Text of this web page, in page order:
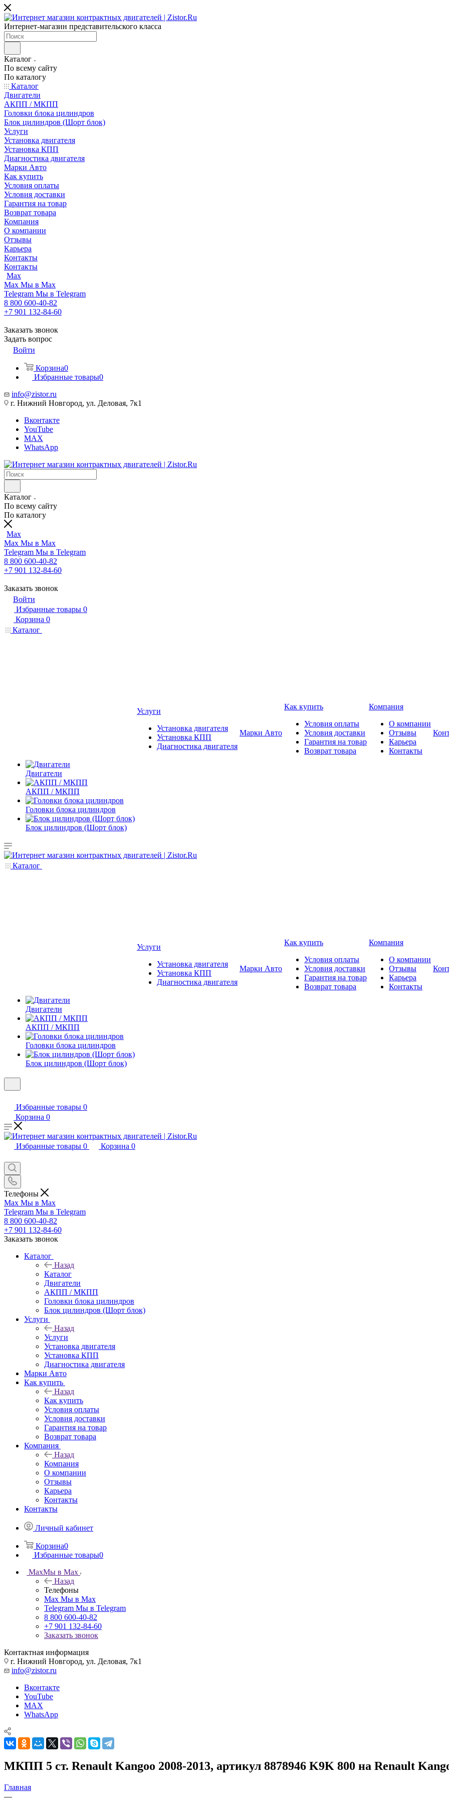
Интернет-магазин представительского класса
Каталог
По всему сайту
По каталогу
Каталог
Двигатели
АКПП / МКПП
Головки блока цилиндров
Блок цилиндров (Шорт блок)
Услуги
Установка двигателя
Установка КПП
Диагностика двигателя
Марки Авто
Как купить
Условия оплаты
Условия доставки
Гарантия на товар
Возврат товара
Компания
О компании
Отзывы
Карьера
Контакты
Контакты
Max
Max Мы в Max
Telegram Мы в Telegram
8 800 600-40-82
+7 901 132-84-60
Заказать звонок
Задать вопрос
Войти
Корзина0
Избранные товары0
info@zistor.ru
г. Нижний Новгород, ул. Деловая, 7к1
Вконтакте
YouTube
MAX
WhatsApp
Каталог
По всему сайту
По каталогу
Max
Max Мы в Max
Telegram Мы в Telegram
8 800 600-40-82
+7 901 132-84-60
Заказать звонок
Войти
Избранные товары 0
Корзина 0
Каталог
Двигатели
АКПП / МКПП
Головки блока цилиндров
Блок цилиндров (Шорт блок)
Услуги
Установка двигателя
Установка КПП
Диагностика двигателя
Марки Авто
Как купить
Условия оплаты
Условия доставки
Гарантия на товар
Возврат товара
Компания
О компании
Отзывы
Карьера
Контакты
Каталог
Двигатели
АКПП / МКПП
Головки блока цилиндров
Блок цилиндров (Шорт блок)
Услуги
Установка двигателя
Установка КПП
Диагностика двигателя
Марки Авто
Как купить
Условия оплаты
Условия доставки
Гарантия на товар
Возврат товара
Компания
О компании
Отзывы
Карьера
Контакты
Избранные товары 0
Корзина 0
Избранные товары 0 Корзина 0
Телефоны
Max Мы в Max
Telegram Мы в Telegram
8 800 600-40-82
+7 901 132-84-60
Заказать звонок
Каталог
Назад
Каталог
Двигатели
АКПП / МКПП
Головки блока цилиндров
Блок цилиндров (Шорт блок)
Услуги
Назад
Услуги
Установка двигателя
Установка КПП
Диагностика двигателя
Марки Авто
Как купить
Назад
Как купить
Условия оплаты
Условия доставки
Гарантия на товар
Возврат товара
Компания
Назад
Компания
О компании
Отзывы
Карьера
Контакты
Контакты
Личный кабинет
Корзина0
Избранные товары0
MaxМы в Max
Назад
Телефоны
Max Мы в Max
Telegram Мы в Telegram
8 800 600-40-82
+7 901 132-84-60
Заказать звонок
Контактная информация
г. Нижний Новгород, ул. Деловая, 7к1
info@zistor.ru
Вконтакте
YouTube
MAX
WhatsApp
МКПП 5 ст. Renault Kangoo 2008-2013, артикул 8878946 K9K 800 на Renault
Главная
—